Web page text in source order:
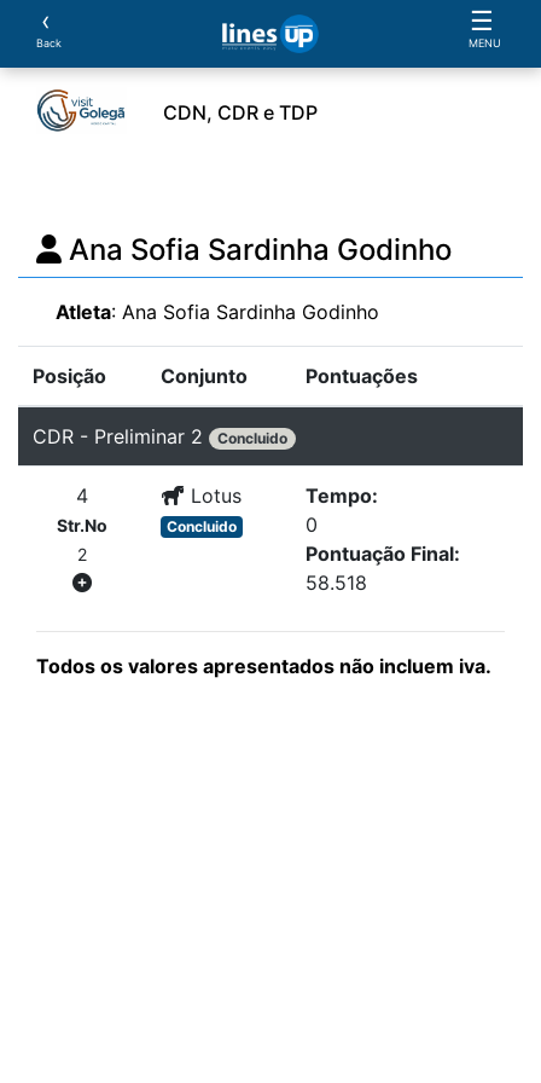
‹
Back
☰
MENU
CDN, CDR e TDP
Ana Sofia Sardinha Godinho
Atleta: Ana Sofia Sardinha Godinho
Posição Conjunto Pontuações
CDR - Preliminar 2 Concluido
4
Str.No
2
Lotus
Concluido
Tempo:
0
Pontuação Final:
58.518
Todos os valores apresentados não incluem iva.